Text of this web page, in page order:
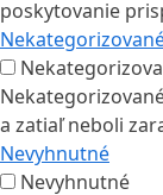
poskytovanie
a zatiaľ neboli
Nevyhnutné
Nevyhnutné